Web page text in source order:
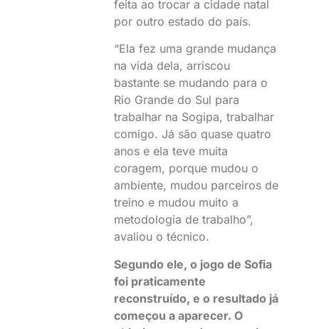
feita ao trocar a cidade natal
por outro estado do país.
“Ela fez uma grande mudança
na vida dela, arriscou
bastante se mudando para o
Rio Grande do Sul para
trabalhar na Sogipa, trabalhar
comigo. Já são quase quatro
anos e ela teve muita
coragem, porque mudou o
ambiente, mudou parceiros de
treino e mudou muito a
metodologia de trabalho”,
avaliou o técnico.
Segundo ele, o jogo de Sofia
foi praticamente
reconstruído, e o resultado já
começou a aparecer. O